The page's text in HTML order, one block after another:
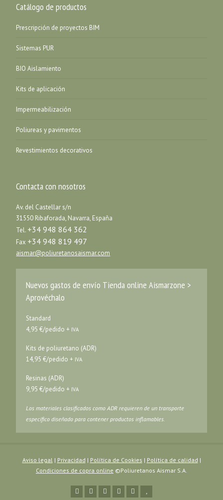
Catálogo de productos
Prescripción de proyectos BIM
Sistemas PUR
BIO Aislamiento
Kits de aplicación
Impermeabilización
Poliureas y pavimentos
Revestimientos decorativos
Contacta con nosotros
Av. del Castellar s/n
31550 Ribaforada, Navarra, España
Tel. +34 948 864 362
Fax +34 948 819 497
aismar@poliuretanosaismar.com
Nuevos gastos de envío Tienda online Aismarzone >
Aprovéchalo
Standard
4,95 €/pedido + IVA
Kits de poliuretano (ADR)
14,95 €/pedido + IVA
Resinas (ADR)
9,95 €/pedido + IVA
Los materiales clasificados como ADR requieren de un transporte
específico diseñado para contener productos inflamables.
Aviso legal | Privacidad | Política de Cookies | Política de calidad |
Condiciones de copra online ©Poliuretanos Aismar S.A.